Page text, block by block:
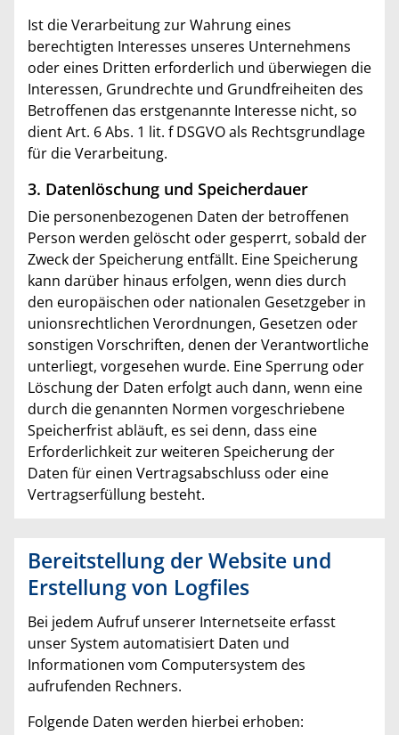
Ist die Verarbeitung zur Wahrung eines
berechtigten Interesses unseres Unternehmens
oder eines Dritten erforderlich und überwiegen die
Interessen, Grundrechte und Grundfreiheiten des
Betroffenen das erstgenannte Interesse nicht, so
dient Art. 6 Abs. 1 lit. f DSGVO als Rechtsgrundlage
für die Verarbeitung.
3. Datenlöschung und Speicherdauer
Die personenbezogenen Daten der betroffenen
Person werden gelöscht oder gesperrt, sobald der
Zweck der Speicherung entfällt. Eine Speicherung
kann darüber hinaus erfolgen, wenn dies durch
den europäischen oder nationalen Gesetzgeber in
unionsrechtlichen Verordnungen, Gesetzen oder
sonstigen Vorschriften, denen der Verantwortliche
unterliegt, vorgesehen wurde. Eine Sperrung oder
Löschung der Daten erfolgt auch dann, wenn eine
durch die genannten Normen vorgeschriebene
Speicherfrist abläuft, es sei denn, dass eine
Erforderlichkeit zur weiteren Speicherung der
Daten für einen Vertragsabschluss oder eine
Vertragserfüllung besteht.
Bereitstellung der Website und
Erstellung von Logfiles
Bei jedem Aufruf unserer Internetseite erfasst
unser System automatisiert Daten und
Informationen vom Computersystem des
aufrufenden Rechners.
Folgende Daten werden hierbei erhoben: